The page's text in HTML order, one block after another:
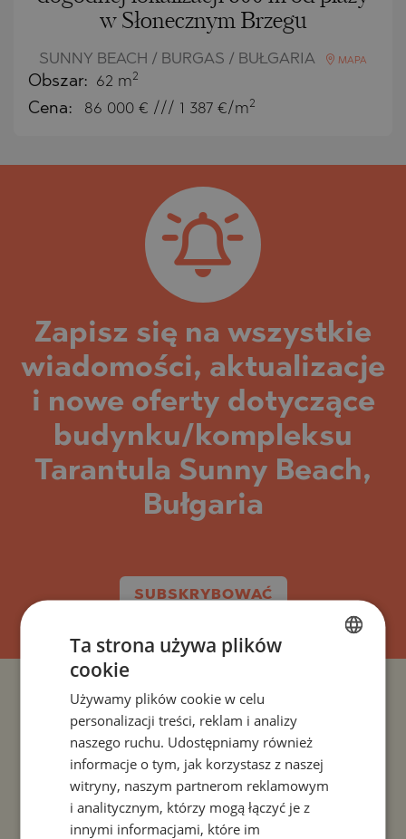
w Słonecznym Brzegu
SUNNY BEACH / BURGAS / BUŁGARIA MAPA
Obszar: 62 m2
Cena: 86 000 € /// 1 387 €/m2
Zapisz się na wszystkie
wiadomości, aktualizacje
i nowe oferty dotyczące
budynku/kompleksu
Tarantula Sunny Beach,
Bułgaria
SUBSKRYBOWAĆ
PROJEKTY I NIERUCHOMOŚCI WEDŁUG KRAJU
PROJEKTY I NIERUCHOMOŚCI WEDŁUG ROZLICZENIA
PROJEKTY I NIERUCHOMOŚCI WEDŁUG TYPU
NIERUCHOMOŚCI
GERMAN
FRENCH
Ta strona używa plików
cookie
Używamy plików cookie w celu
personalizacji treści, reklam i analizy
naszego ruchu. Udostępniamy również
informacje o tym, jak korzystasz z naszej
witryny, naszym partnerom reklamowym
i analitycznym, którzy mogą łączyć je z
innymi informacjami, które im